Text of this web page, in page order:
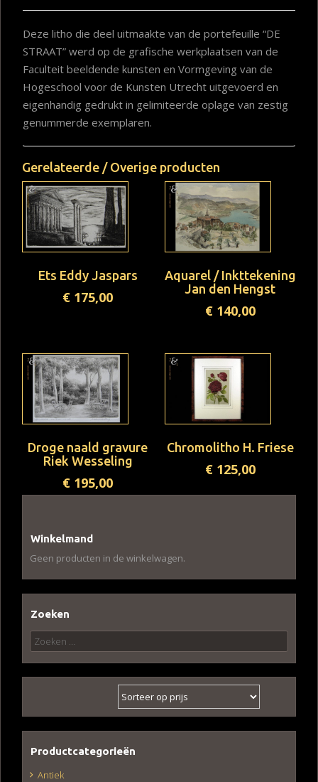
Deze litho die deel uitmaakte van de portefeuille “DE
STRAAT” werd op de grafische werkplaatsen van de
Faculteit beeldende kunsten en Vormgeving van de
Hogeschool voor de Kunsten Utrecht uitgevoerd en
eigenhandig gedrukt in gelimiteerde oplage van zestig
genummerde exemplaren.
Gerelateerde / Overige producten
Ets Eddy Jaspars
€ 175,00
Aquarel / Inkttekening
Jan den Hengst
€140,00
Droge naald gravure
Riek Wesseling
€ 195,00
Chromolitho H. Friese
€125,00
Winkelmand
Geen producten in de winkelwagen.
Zoeken
Zoeken
naar:
Productcategorieën
Antiek